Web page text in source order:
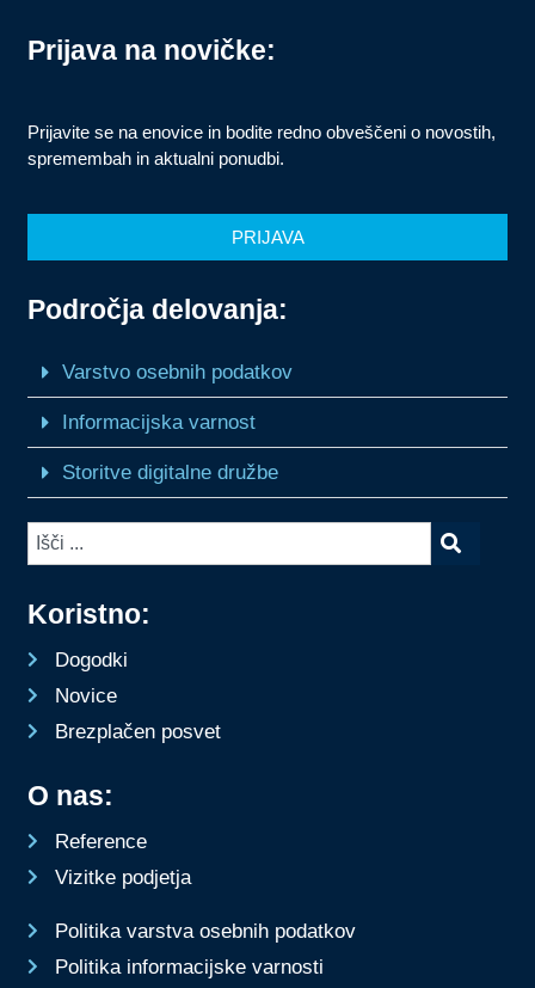
O nas:
Reference
Vizitke podjetja
Politika varstva osebnih podatkov
Politika informacijske varnosti
Koristno:
Dogodki
Novice
Brezplačen posvet
Področja delovanja:
Varstvo osebnih podatkov
Informacijska varnost
Storitve digitalne družbe
Prijava na novičke:
Prijavite se na enovice in bodite redno obveščeni o novostih,
spremembah in aktualni ponudbi.
PRIJAVA